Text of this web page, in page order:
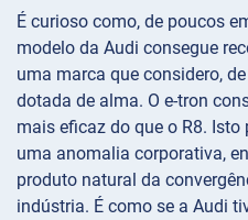
É curioso como, de poucos
modelo da Audi consegue
uma marca que considero,
dotada de alma. O e-tron
mais eficaz do que o R8. Isto
uma anomalia corporativa,
produto natural da
indústria. É como se a Audi